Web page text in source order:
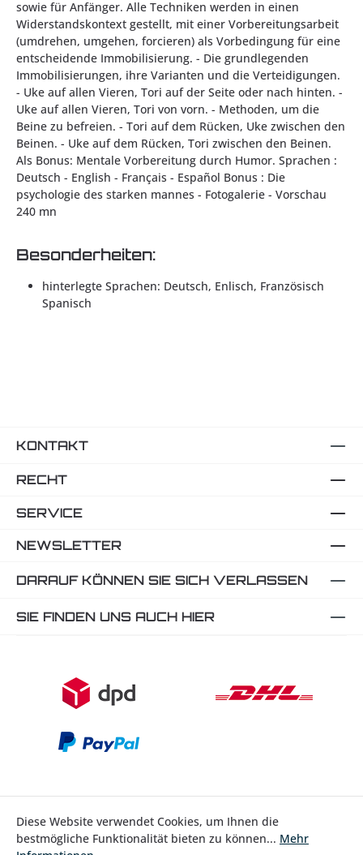
sowie für Anfänger. Alle Techniken werden in einen
Widerstandskontext gestellt, mit einer Vorbereitungsarbeit
(umdrehen, umgehen, forcieren) als Vorbedingung für eine
entscheidende Immobilisierung. - Die grundlegenden
Immobilisierungen, ihre Varianten und die Verteidigungen.
- Uke auf allen Vieren, Tori auf der Seite oder nach hinten. -
Uke auf allen Vieren, Tori von vorn. - Methoden, um die
Beine zu befreien. - Tori auf dem Rücken, Uke zwischen den
Beinen. - Uke auf dem Rücken, Tori zwischen den Beinen.
Als Bonus: Mentale Vorbereitung durch Humor. Sprachen :
Deutsch - English - Français - Español Bonus : Die
psychologie des starken mannes - Fotogalerie - Vorschau
240 mn
Besonderheiten:
hinterlegte Sprachen: Deutsch, Enlisch, Französisch
Spanisch
KONTAKT
RECHT
SERVICE
NEWSLETTER
DARAUF KÖNNEN SIE SICH VERLASSEN
SIE FINDEN UNS AUCH HIER
Bestellung widerrufen
Diese Website verwendet Cookies, um Ihnen die
bestmögliche Funktionalität bieten zu können... Mehr